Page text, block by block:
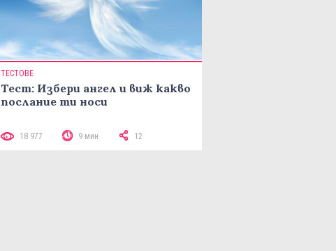
ТЕСТОВЕ
Тест: Избери ангел и виж какво
послание ти носи
18 977 9 мин 12